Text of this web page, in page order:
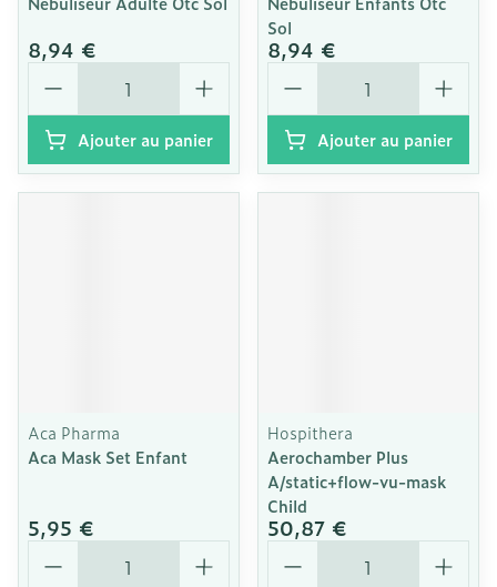
8,94 €
Quantité
Ajouter au panier
Sol
8,94 €
Quantité
Ajouter au panier
Aca Pharma
Aca Mask Set Enfant
5,95 €
Quantité
Hospithera
Aerochamber Plus
A/static+flow-vu-mask
Child
50,87 €
Quantité